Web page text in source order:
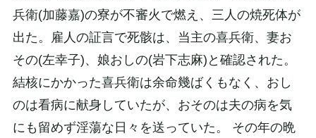
兵衛(加藤嘉)の寮が不審火で燃え、三人の焼死体が
出た。雇人の証言で死骸は、当主の喜兵衛、妻お
その(左幸子)、娘おしの(岩下志麻)と確認された。
結核にかかった喜兵衛は余命幾ばくもなく、おし
のは看病に献身していたが、おそのは夫の病を気
にも留めず淫蕩な日々を送っていた。 その年の晩